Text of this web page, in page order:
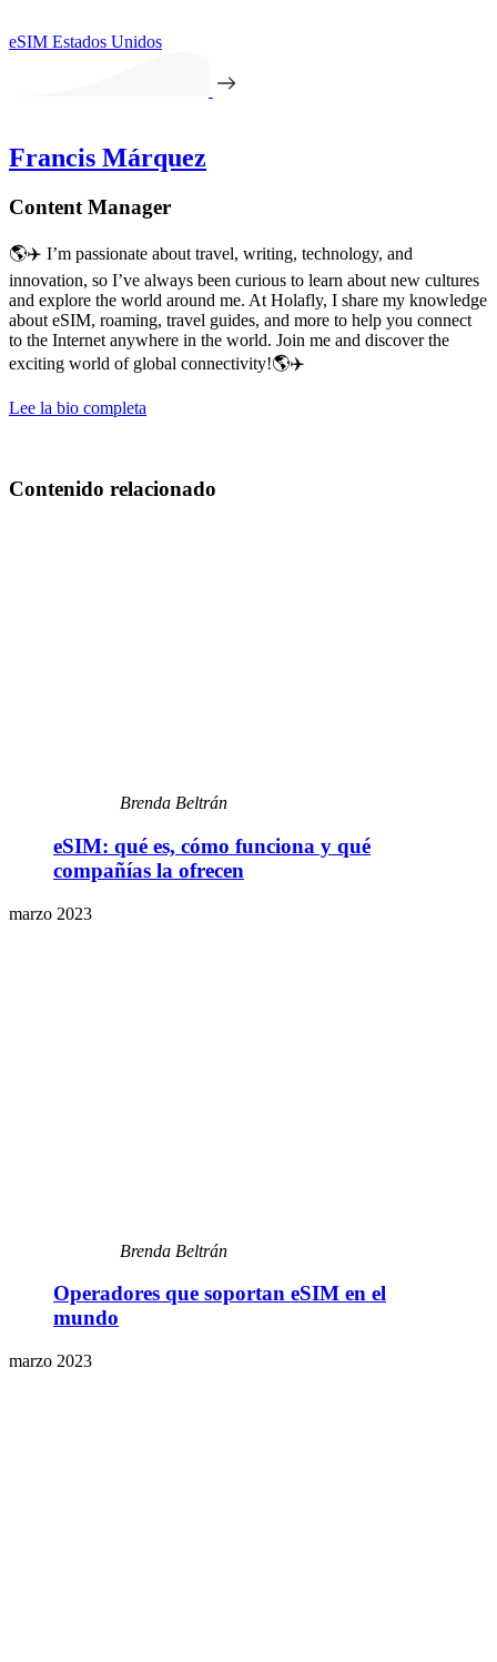
eSIM Estados Unidos
Francis Márquez
Content Manager
🌎✈️ I’m passionate about travel, writing, technology, and
innovation, so I’ve always been curious to learn about new cultures
and explore the world around me. At Holafly, I share my knowledge
about eSIM, roaming, travel guides, and more to help you connect
to the Internet anywhere in the world. Join me and discover the
exciting world of global connectivity!🌎✈️
Lee la bio completa
Contenido relacionado
Brenda Beltrán
eSIM: qué es, cómo funciona y qué
compañías la ofrecen
marzo 2023
Brenda Beltrán
Operadores que soportan eSIM en el
mundo
marzo 2023